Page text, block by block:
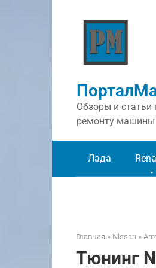
Обзоры и статьи
ремонту
Лада
Главная » Nissan »
Тюнинг